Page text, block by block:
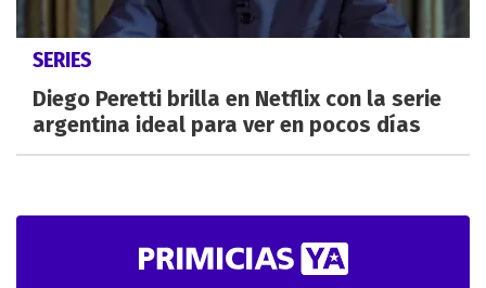
SERIES
Diego Peretti brilla en Netflix con la serie
argentina ideal para ver en pocos días